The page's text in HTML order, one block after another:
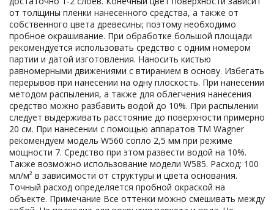
от толщины пленки нанесенного средства, а также от
собственного цвета древесины; поэтому необходимо
пробное окрашивание. При обработке большой площади
рекомендуется использовать средство с одним номером
партии и датой изготовления. Наносить кистью
равномерными движениями с втиранием в основу. Избегать
перерывов при нанесении на одну плоскость. При нанесении
методом распыления, а также для облегчения нанесения
средство можно разбавить водой до 10%. При распылении
следует выдерживать расстояние до поверхности примерно
20 см. При нанесении с помощью аппаратов ТМ Wagner
рекомендуем модель W560 сопло 2,5 мм при режиме
мощности 7. Средство при этом развести водой на 10%.
Также возможно использование модели W585. Расход: 100
мл/м² в зависимости от структуры и цвета основания.
Точный расход определяется пробной окраской на
объекте. Примечание Все оттенки можно смешивать между